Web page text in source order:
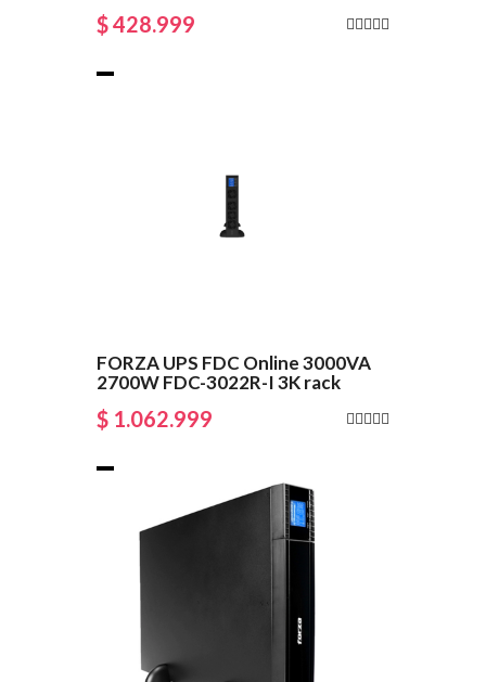
$ 428.999
FORZA UPS FDC Online 3000VA
2700W FDC-3022R-I 3K rack
$ 1.062.999